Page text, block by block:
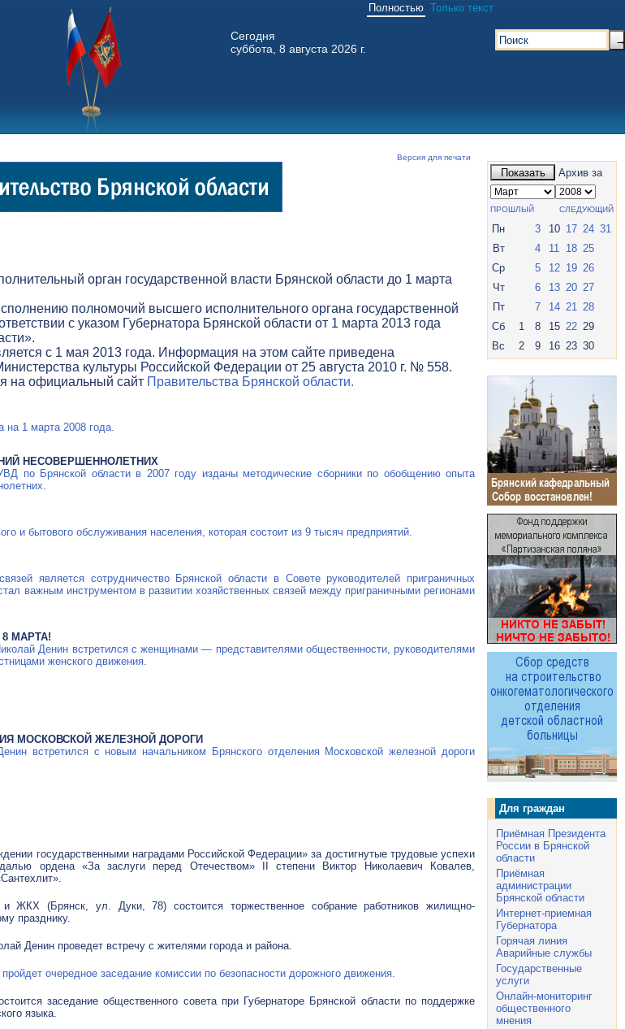
Полностью Только текст
Сегодня
суббота, 8 августа 2026 г.
→
Версия для печати
орган государственной власти Брянской области до 1 марта
полномочий высшего исполнительного органа государственной
с указом Губернатора Брянской области от 1 марта 2013 года
с 1 мая 2013 года. Информация на этом сайте приведена
культуры Российской Федерации от 25 августа 2010 г. № 558.
на официальный сайт Правительства Брянской области.
на 1 марта 2008 года.
НЕСОВЕРШЕННОЛЕТНИХ
по Брянской области в 2007 году изданы методические сборники по обобщению опыта
и бытового обслуживания населения, которая состоит из 9 тысяч предприятий.
является сотрудничество Брянской области в Совете руководителей приграничных
важным инструментом в развитии хозяйственных связей между приграничными регионами
МАРТА!
Денин встретился с женщинами — представителями общественности, руководителями
женского движения.
МОСКОВСКОЙ ЖЕЛЕЗНОЙ ДОРОГИ
встретился с новым начальником Брянского отделения Московской железной дороги
государственными наградами Российской Федерации» за достигнутые трудовые успехи
ордена «За заслуги перед Отечеством» II степени Виктор Николаевич Ковалев,
(Брянск, ул. Дуки, 78) состоится торжественное собрание работников жилищно-
празднику.
Денин проведет встречу с жителями города и района.
очередное заседание комиссии по безопасности дорожного движения.
заседание общественного совета при Губернаторе Брянской области по поддержке
языка.
Показать Архив за
ПРОШЛЫЙ СЛЕДУЮЩИЙ
Пн 3 10 17 24 31
Вт
4 11 18 25
Ср
5 12 19 26
Чт
6 13 20 27
Пт
7 14 21 28
Сб
1 8 15 22 29
Вс
2 9 16 23 30
Для граждан
Приёмная Президента
России в Брянской
области
Приёмная
администрации
Брянской области
Интернет-приемная
Губернатора
Горячая линия
Аварийные службы
Государственные
услуги
Онлайн-мониторинг
общественного
мнения